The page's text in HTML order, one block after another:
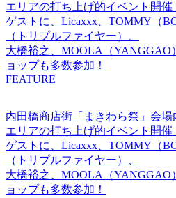
エリアの打ち上げ的イベント開催
ゲストに、Licaxxx、TOMMY（
（トリプルファイヤー）、
大橋裕之、MOOLA（YANGGAO
ョップも多数参加！
FEATURE
内田橋商店街「まきわら祭」会
エリアの打ち上げ的イベント開催
ゲストに、Licaxxx、TOMMY（
（トリプルファイヤー）、
大橋裕之、MOOLA（YANGGAO
ョップも多数参加！